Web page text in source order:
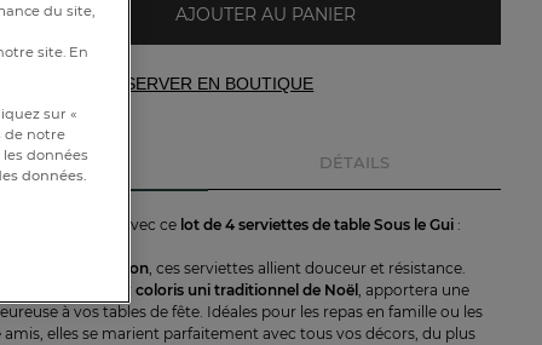
AJOUTER AU PANIER
RÉSERVER EN BOUTIQUE
DESCRIPTION DÉTAILS
festive avec ce lot de 4 serviettes de table Sous le Gui :
100% coton, ces serviettes allient douceur et résistance.
raffiné, avec leurcoloris uni traditionnel de Noël, apportera une
à vos tables de fête. Idéales pour les repas en famille ou les
amis, elles se marient parfaitement avec tous vos décors, du plus
du site,
site. En
sur «
de notre
les données
données.